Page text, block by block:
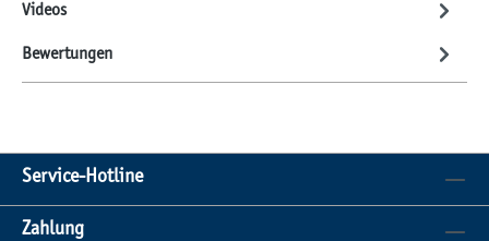
Videos
Bewertungen
Service-Hotline
Zahlung